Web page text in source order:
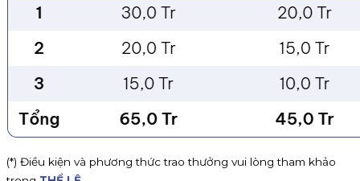
(*) Điều kiện và phương thức trao thưởng vui lòng tham khảo